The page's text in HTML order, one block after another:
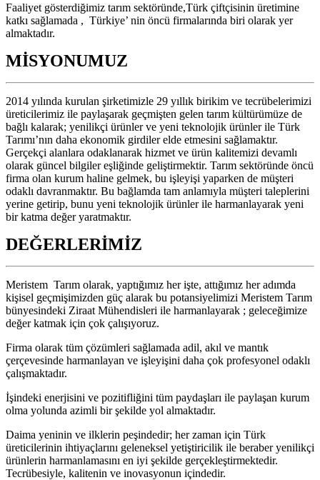
Faaliyet gösterdiğimiz tarım sektöründe,Türk çiftçisinin üretimine
katkı sağlamada , Türkiye’ nin öncü firmalarında biri olarak yer
almaktadır.
MİSYONUMUZ
2014 yılında kurulan şirketimizle 29 yıllık birikim ve tecrübelerimizi
üreticilerimiz ile paylaşarak geçmişten gelen tarım kültürümüze de
bağlı kalarak; yenilikçi ürünler ve yeni teknolojik ürünler ile Türk
Tarımı’nın daha ekonomik girdiler elde etmesini sağlamaktır.
Gerçekçi alanlara odaklanarak hizmet ve ürün kalitemizi devamlı
olarak güncel bilgiler eşliğinde geliştirmektir. Tarım sektöründe öncü
firma olan kurum haline gelmek, bu işleyişi yaparken de müşteri
odaklı davranmaktır. Bu bağlamda tam anlamıyla müşteri taleplerini
yerine getirip, bunu yeni teknolojik ürünler ile harmanlayarak yeni
bir katma değer yaratmaktır.
DEĞERLERİMİZ
Meristem Tarım olarak, yaptığımız her işte, attığımız her adımda
kişisel geçmişimizden güç alarak bu potansiyelimizi Meristem Tarım
bünyesindeki Ziraat Mühendisleri ile harmanlayarak ; geleceğimize
değer katmak için çok çalışıyoruz.
Firma olarak tüm çözümleri sağlamada adil, akıl ve mantık
çerçevesinde harmanlayan ve işleyişini daha çok profesyonel odaklı
çalışmaktadır.
İşindeki enerjisini ve pozitifliğini tüm paydaşları ile paylaşan kurum
olma yolunda azimli bir şekilde yol almaktadır.
Daima yeninin ve ilklerin peşindedir; her zaman için Türk
üreticilerinin ihtiyaçlarını geleneksel yetiştiricilik ile beraber yenilikçi
ürünlerin harmanlamasını en iyi şekilde gerçekleştirmektedir.
Tecrübesiyle, kalitenin ve inovasyonun içindedir.